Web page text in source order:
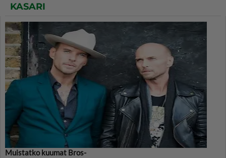
KASARI
Muistatko kuumat Bros-